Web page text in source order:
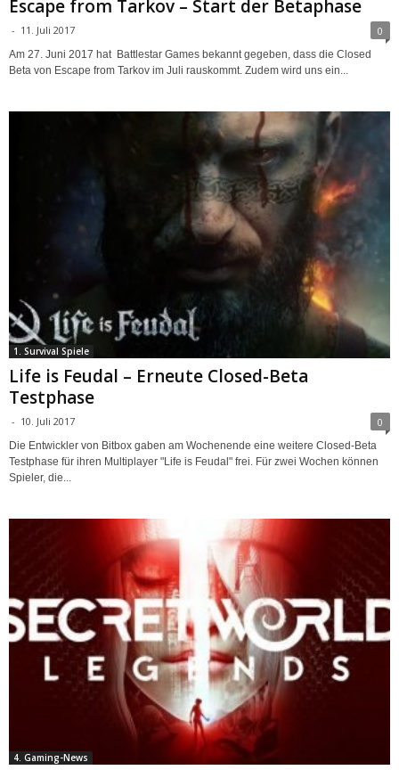
Escape from Tarkov – Start der Betaphase
- 11. Juli 2017 0
Am 27. Juni 2017 hat Battlestar Games bekannt gegeben, dass die Closed
Beta von Escape from Tarkov im Juli rauskommt. Zudem wird uns ein...
1. Survival Spiele
Life is Feudal – Erneute Closed-Beta
Testphase
- 10. Juli 2017 0
Die Entwickler von Bitbox gaben am Wochenende eine weitere Closed-Beta
Testphase für ihren Multiplayer "Life is Feudal" frei. Für zwei Wochen können
Spieler, die...
4. Gaming-News